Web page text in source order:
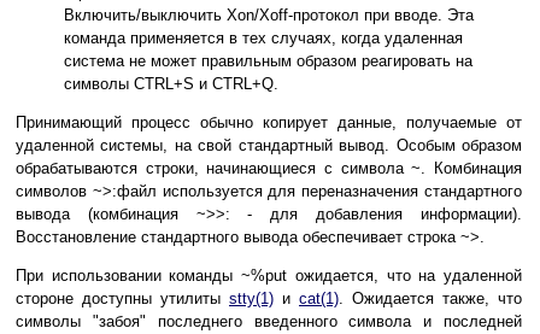
Включить/выключить Xon/Xoff-протокол при вводе. Эта
команда применяется в тех случаях, когда удаленная
система не может правильным образом реагировать на
символы CTRL+S и CTRL+Q.
Принимающий процесс обычно копирует данные, получаемые от
удаленной системы, на свой стандартный вывод. Особым образом
обрабатываются строки, начинающиеся с символа ~. Комбинация
символов ~>:файл используется для переназначения стандартного
вывода (комбинация ~>>: - для добавления информации).
Восстановление стандартного вывода обеспечивает строка ~>.
При использовании команды ~%put ожидается, что на удаленной
стороне доступны утилиты stty(1) и cat(1). Ожидается также, что
символы "забоя" последнего введенного символа и последней